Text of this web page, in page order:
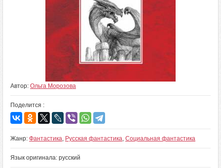
Автор: Ольга Морозова
Поделится :
Жанр: Фантастика, Русская фантастика, Социальная фантастика
Язык оригинала: русский